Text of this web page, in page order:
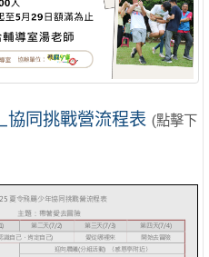
協同挑戰營流程表 (點擊下